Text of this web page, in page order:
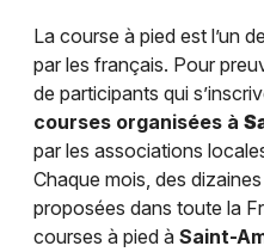
La course à pied est l’un
par les français. Pour
de participants qui
courses organisées à
par les associations
Chaque mois, des
proposées dans toute la
courses à pied à Saint-